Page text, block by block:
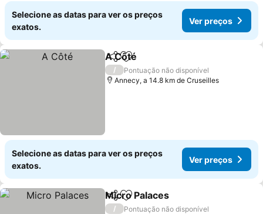
Selecione as datas para ver os preços
exatos.
Ver preços
PartilharAdicionar aos favoritos
A Côté
/
Pontuação não disponível
Annecy, a 14.8 km de Cruseilles
Selecione as datas para ver os preços
exatos.
Ver preços
PartilharAdicionar aos favoritos
Micro Palaces
/
Pontuação não disponível